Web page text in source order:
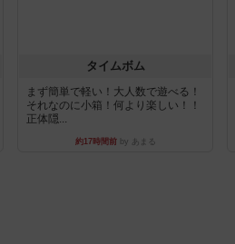
タイムボム
まず簡単で軽い！大人数で遊べる！
それなのに小箱！何より楽しい！！
正体隠...
約17時間前by あまる